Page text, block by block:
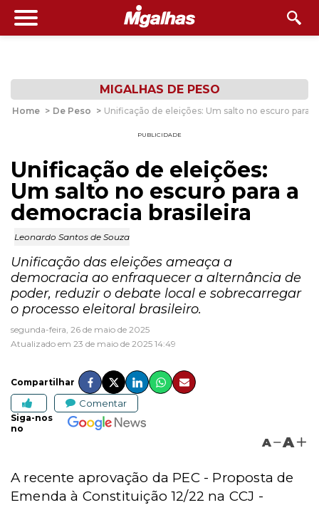
MIGALHAS DE PESO
Home > De Peso > Unificação de eleições: Um salto no escuro para
PUBLICIDADE
Unificação de eleições:
Um salto no escuro para a
democracia brasileira
Leonardo Santos de Souza
Unificação das eleições ameaça a
democracia ao enfraquecer a alternância de
poder, reduzir o debate local e sobrecarregar
o processo eleitoral brasileiro.
segunda-feira, 26 de maio de 2025
Atualizado em 23 de maio de 2025 14:49
Compartilhar
Comentar
Siga-nos
no
A A
A recente aprovação da PEC - Proposta de
Emenda à Constituição 12/22 na CCJ -